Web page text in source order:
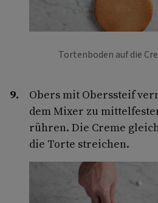
Tortenboden auf die
Obers mit Oberssteif
dem Mixer zu
rühren. Die Creme
die Torte streichen.